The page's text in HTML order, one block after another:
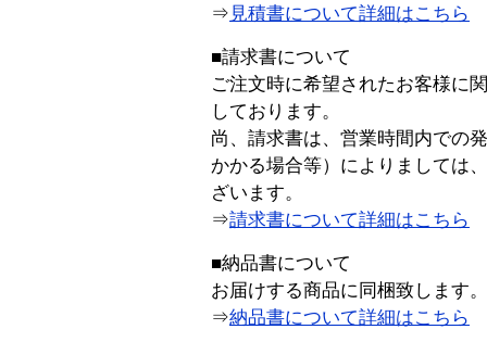
⇒ 見積書について詳細はこちら
■請求書について
ご注文時に希望されたお客様に
しております。
尚、請求書は、営業時間内での
かかる場合等）によりましては
ざいます。
⇒請求書について詳細はこちら
■納品書について
お届けする商品に同梱致します。
⇒納品書について詳細はこちら